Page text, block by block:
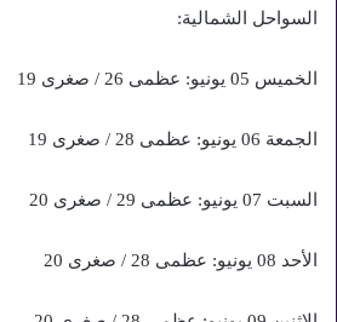
السواحل الشمالية:
الخميس 05 يونيو: عظمى 26 / صغرى 19
الجمعة 06 يونيو: عظمى 28 / صغرى 19
السبت 07 يونيو: عظمى 29 / صغرى 20
الأحد 08 يونيو: عظمى 28 / صغرى 20